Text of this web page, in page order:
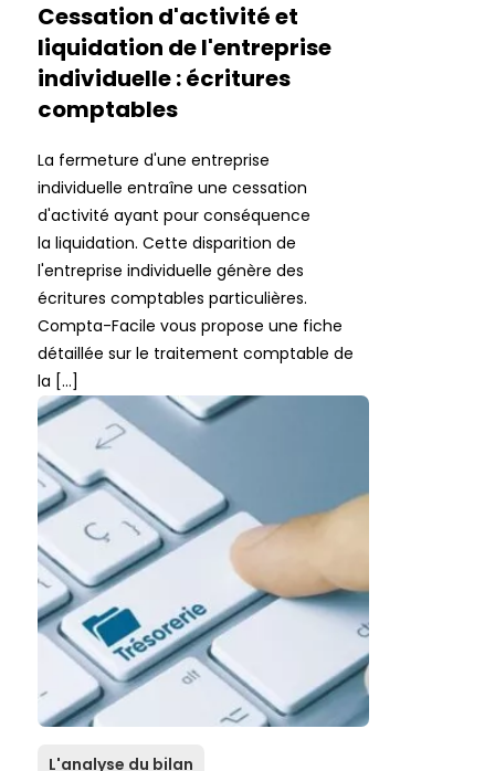
Cessation d'activité et
liquidation de l'entreprise
individuelle : écritures
comptables
La fermeture d'une entreprise
individuelle entraîne une cessation
d'activité ayant pour conséquence
la liquidation. Cette disparition de
l'entreprise individuelle génère des
écritures comptables particulières.
Compta-Facile vous propose une fiche
détaillée sur le traitement comptable de
la […]
L'analyse du bilan